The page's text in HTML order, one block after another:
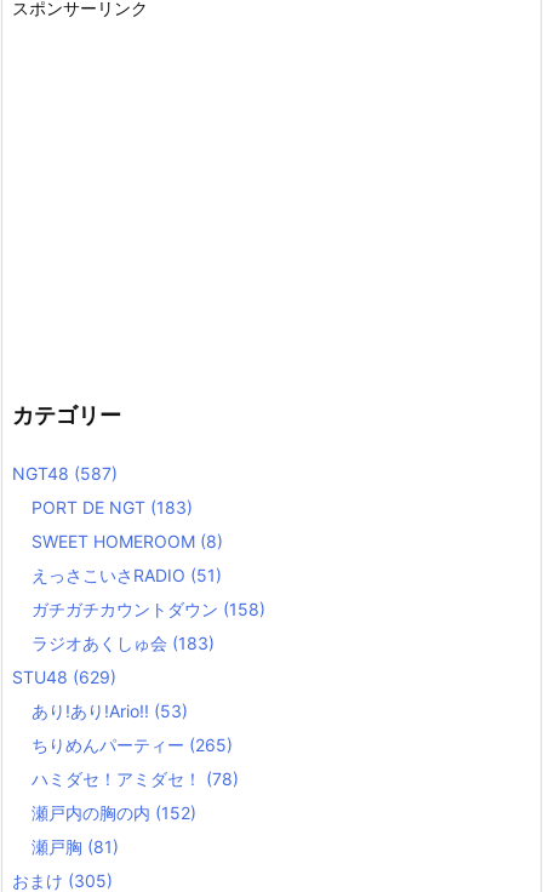
スポンサーリンク
カテゴリー
NGT48 (587)
PORT DE NGT (183)
SWEET HOMEROOM (8)
えっさこいさRADIO (51)
ガチガチカウントダウン (158)
ラジオあくしゅ会 (183)
STU48 (629)
あり!あり!Ario!! (53)
ちりめんパーティー (265)
ハミダセ！アミダセ！ (78)
瀬戸内の胸の内 (152)
瀬戸胸 (81)
おまけ (305)